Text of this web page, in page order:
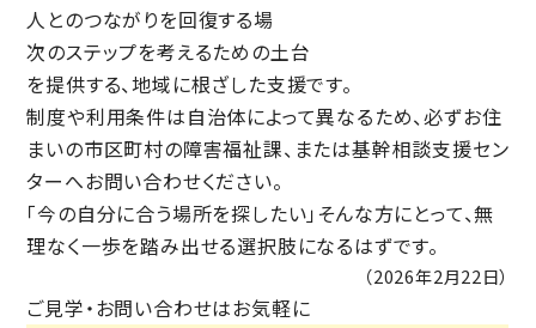
人とのつながりを回復する場
次のステップを考えるための土台
を提供する、地域に根ざした支援です。
制度や利用条件は自治体によって異なるため、必ずお住
まいの市区町村の障害福祉課、または基幹相談支援セン
ターへお問い合わせください。
「今の自分に合う場所を探したい」そんな方にとって、無
理なく一歩を踏み出せる選択肢になるはずです。
（2026年2月22日）
ご見学・お問い合わせはお気軽に